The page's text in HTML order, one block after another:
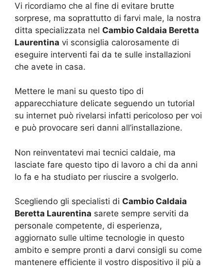
Vi ricordiamo che al fine di evitare brutte
sorprese, ma soprattutto di farvi male, la nostra
ditta specializzata nel Cambio Caldaia Beretta
Laurentina vi sconsiglia calorosamente di
eseguire interventi fai da te sulle installazioni
che avete in casa.
Mettere le mani su questo tipo di
apparecchiature delicate seguendo un tutorial
su internet può rivelarsi infatti pericoloso per voi
e può provocare seri danni all’installazione.
Non reinventatevi mai tecnici caldaie, ma
lasciate fare questo tipo di lavoro a chi da anni
lo fa e ha studiato per riuscire a svolgerlo.
Scegliendo gli specialisti di Cambio Caldaia
Beretta Laurentina sarete sempre serviti da
personale competente, di esperienza,
aggiornato sulle ultime tecnologie in questo
ambito e sempre pronti a darvi consigli su come
mantenere efficiente il vostro dispositivo il più a